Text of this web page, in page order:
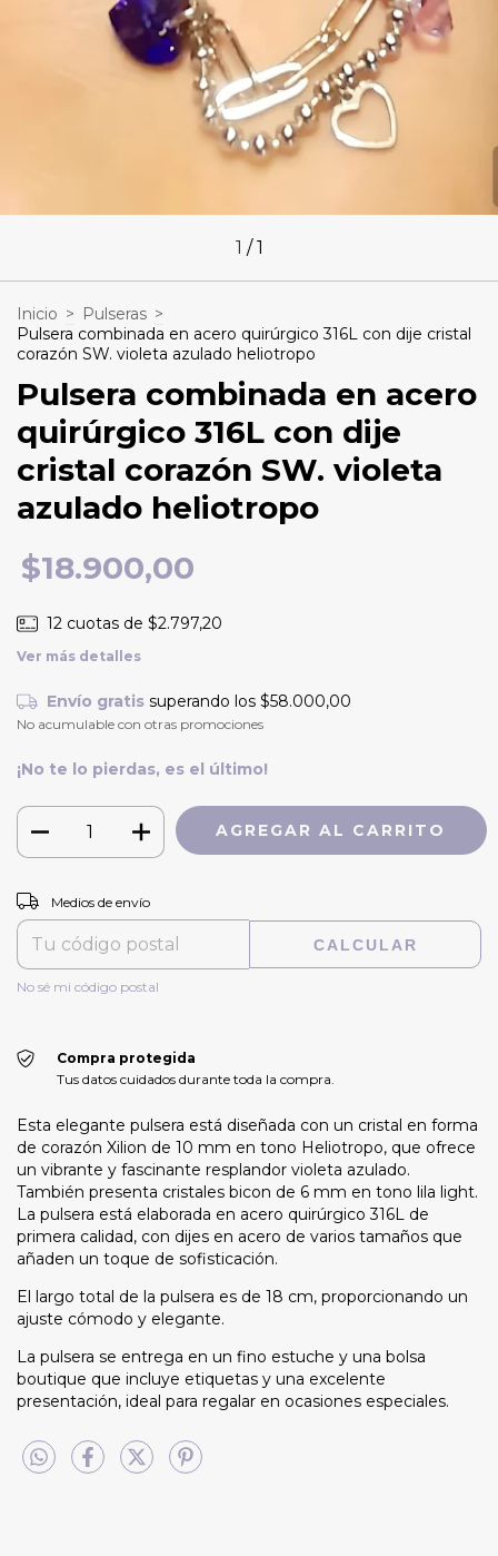
1 /1
Inicio > Pulseras >
Pulsera combinada en acero quirúrgico 316L con dije cristal
corazón SW. violeta azulado heliotropo
Pulsera combinada en acero
quirúrgico 316L con dije
cristal corazón SW. violeta
azulado heliotropo
$18.900,00
12 cuotas de $2.797,20
Ver más detalles
Envío gratis superando los $58.000,00
No acumulable con otras promociones
¡No te lo pierdas, es el último!
Entregas para el CP:
Medios de envío
CALCULAR
No sé mi código postal
Compra protegida
Tus datos cuidados durante toda la compra.
Esta elegante pulsera está diseñada con un cristal en forma
de corazón Xilion de 10 mm en tono Heliotropo, que ofrece
un vibrante y fascinante resplandor violeta azulado.
También presenta cristales bicon de 6 mm en tono lila light.
La pulsera está elaborada en acero quirúrgico 316L de
primera calidad, con dijes en acero de varios tamaños que
añaden un toque de sofisticación.
El largo total de la pulsera es de 18 cm, proporcionando un
ajuste cómodo y elegante.
La pulsera se entrega en un fino estuche y una bolsa
boutique que incluye etiquetas y una excelente
presentación, ideal para regalar en ocasiones especiales.